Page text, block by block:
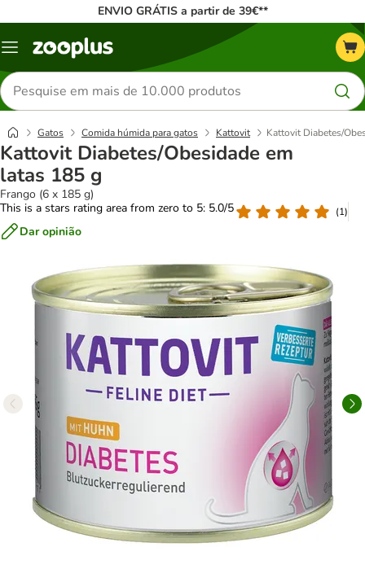
ENVIO GRÁTIS a partir de 39€**
Menu
Pesquisar
produtos
Gatos Comida húmida para gatos Kattovit Kattovit Diabetes/
Kattovit Diabetes/Obesidade em
latas 185 g
Frango (6 x 185 g)
This is a stars rating area from zero to 5: 5.0/5
(1)
Dar opinião